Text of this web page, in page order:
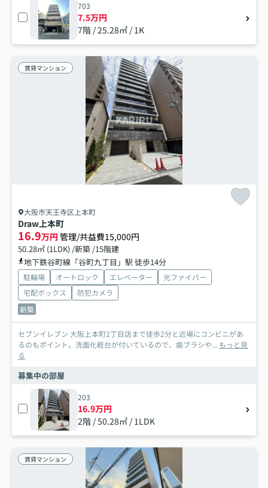
703
7.5万円
7階 / 25.28㎡ / 1K
賃貸マンション
大阪市天王寺区上本町
Draw上本町
16.9万円 管理/共益費15,000円
50.28㎡ (1LDK) /新築 /15階建
地下鉄谷町線「谷町九丁目」駅 徒歩14分
駐輪場 オートロック エレベーター
光ファイバー
宅配ボックス
防犯カメラ
新築
セブンイレブン 大阪上本町2丁目店まで徒歩2分と近場にコンビニがあ
るのもポイント。洗面化粧台が付いているので、歯ブラシや... もっと見
る
募集中の部屋
203
16.9万円
2階 / 50.28㎡ / 1LDK
賃貸マンション